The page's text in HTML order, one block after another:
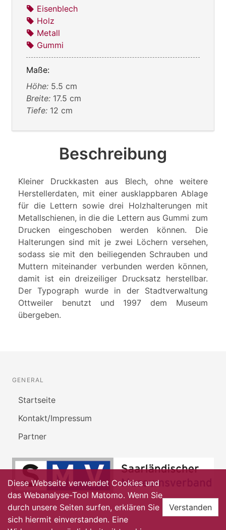
Eisenblech
Holz
Metall
Gummi
Maße:
Höhe: 5.5 cm
Breite: 17.5 cm
Tiefe: 12 cm
Beschreibung
Kleiner Druckkasten aus Blech, ohne weitere
Herstellerdaten, mit einer ausklappbaren Ablage
für die Lettern sowie drei Holzhalterungen mit
Metallschienen, in die die Lettern aus Gummi zum
Drucken eingeschoben werden können. Die
Halterungen sind mit je zwei Löchern versehen,
sodass sie mit den beiliegenden Schrauben und
Muttern miteinander verbunden werden können,
damit ist ein dreizeiliger Drucksatz herstellbar.
Der Typograph wurde in der Stadtverwaltung
Ottweiler benutzt und 1997 dem Museum
übergeben.
GENERAL
Startseite
Kontakt/Impressum
Partner
Diese Webseite verwendet Cookies und
das Webanalyse-Tool Matomo. Wenn Sie
durch unsere Seiten surfen, erklären Sie
sich hiermit einverstanden. Eine
Verstanden